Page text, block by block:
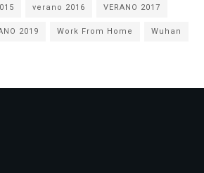
verano 2016
VERANO 2017
2019 Work From Home Wuhan